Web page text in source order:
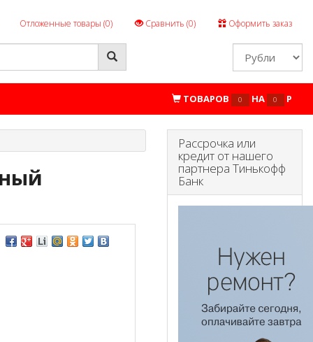
Отложенные товары (0) Сравнить (0) Оформить заказ
ТОВАРОВ 0 НА 0 P
Рассрочка или
кредит от нашего
партнера Тинькофф
Банк